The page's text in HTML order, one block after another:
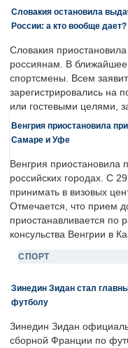
Словакия остановила
России: а кто вообще дает?
Словакия
россиянам. В ближайшее
спортсмены. Всем
зарегистрировались на
или гостевыми целями,
Венгрия приостановила
Самаре и Уфе
Венгрия приостановила
российских городах. С
принимать в визовых
Отмечается, что прием
приостанавливается по
консульства Венгрии в
СПОРТ
Зинедин Зидан стал
футболу
Зинедин Зидан
сборной Франции по